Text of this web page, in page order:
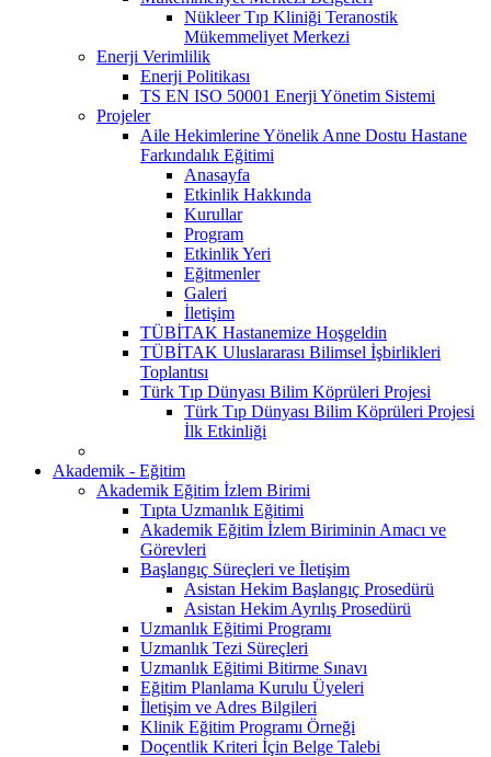
Nükleer Tıp Kliniği Teranostik
Mükemmeliyet Merkezi
Enerji Verimlilik
Enerji Politikası
TS EN ISO 50001 Enerji Yönetim Sistemi
Projeler
Aile Hekimlerine Yönelik Anne Dostu Hastane
Farkındalık Eğitimi
Anasayfa
Etkinlik Hakkında
Kurullar
Program
Etkinlik Yeri
Eğitmenler
Galeri
İletişim
TÜBİTAK Hastanemize Hoşgeldin
TÜBİTAK Uluslararası Bilimsel İşbirlikleri
Toplantısı
Türk Tıp Dünyası Bilim Köprüleri Projesi
Türk Tıp Dünyası Bilim Köprüleri Projesi
İlk Etkinliği
Akademik - Eğitim
Akademik Eğitim İzlem Birimi
Tıpta Uzmanlık Eğitimi
Akademik Eğitim İzlem Biriminin Amacı ve
Görevleri
Başlangıç Süreçleri ve İletişim
Asistan Hekim Başlangıç Prosedürü
Asistan Hekim Ayrılış Prosedürü
Uzmanlık Eğitimi Programı
Uzmanlık Tezi Süreçleri
Uzmanlık Eğitimi Bitirme Sınavı
Eğitim Planlama Kurulu Üyeleri
İletişim ve Adres Bilgileri
Klinik Eğitim Programı Örneği
Doçentlik Kriteri İçin Belge Talebi